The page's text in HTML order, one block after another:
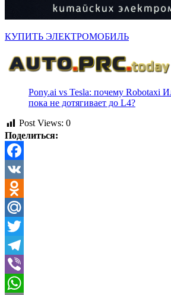
КУПИТЬ ЭЛЕКТРОМОБИЛЬ
Pony.ai vs Tesla: почему Robotaxi
пока не дотягивает до L4?
Post Views: 0
Поделиться:
Facebook
VK
Odnoklassniki
Mail.Ru
Twitter
Telegram
Viber